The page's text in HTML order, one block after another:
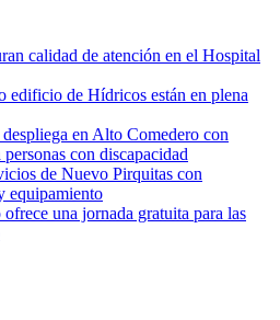
calidad de atención en el Hospital
edificio de Hídricos están en plena
en Alto Comedero con
con discapacidad
de Nuevo Pirquitas con
equipamiento
una jornada gratuita para las